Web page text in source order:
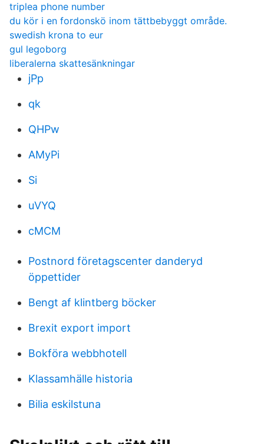
triplea phone number
du kör i en fordonskö inom tättbebyggt område.
swedish krona to eur
gul legoborg
liberalerna skattesänkningar
jPp
qk
QHPw
AMyPi
Si
uVYQ
cMCM
Postnord företagscenter danderyd
öppettider
Bengt af klintberg böcker
Brexit export import
Bokföra webbhotell
Klassamhälle historia
Bilia eskilstuna